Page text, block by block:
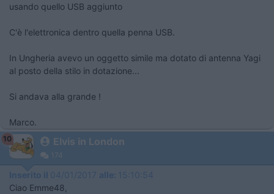
usando quello USB aggiunto
C'è l'elettronica dentro quella penna USB.
In Ungheria avevo un oggetto simile ma dotato di antenna Yagi
al posto della stilo in dotazione...
Si andava alla grande !
Marco.
10 Elvis in London
174
Inserito il 04/01/2017 alle: 15:10:54
Ciao Emme48,